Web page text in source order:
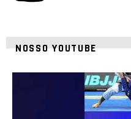
NOSSO YOUTUBE